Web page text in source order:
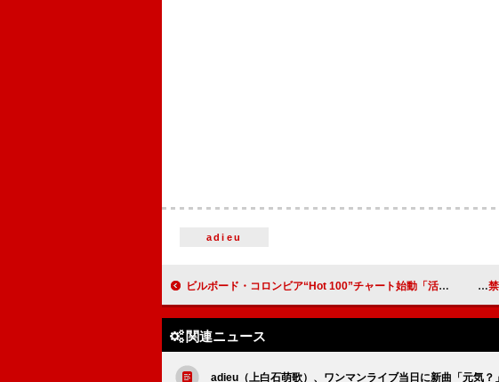
adieu
ビルボード・コロンビア“Hot 100”チャート始動「活気ある音楽シーンをさらに強化」 い
関連ニュース
adieu（上白石萌歌）、ワンマンライブ当日に新曲「元気？